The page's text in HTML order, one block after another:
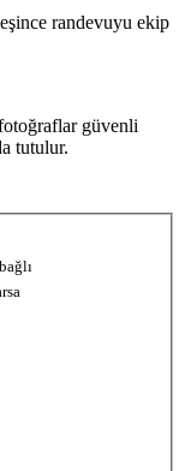
randevuyu ekip
güvenli
tutulur.